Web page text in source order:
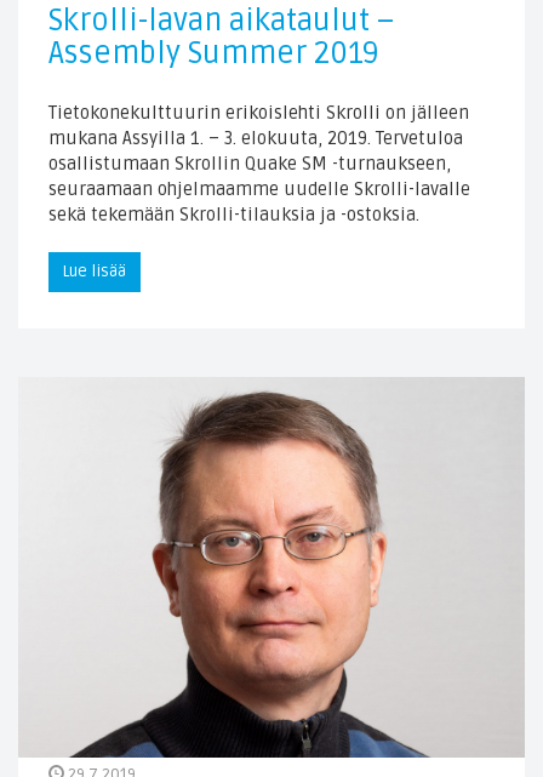
Skrolli-lavan aikataulut –
Assembly Summer 2019
Tietokonekulttuurin erikoislehti Skrolli on jälleen
mukana Assyilla 1. – 3. elokuuta, 2019. Tervetuloa
osallistumaan Skrollin Quake SM -turnaukseen,
seuraamaan ohjelmaamme uudelle Skrolli-lavalle
sekä tekemään Skrolli-tilauksia ja -ostoksia.
Lue lisää